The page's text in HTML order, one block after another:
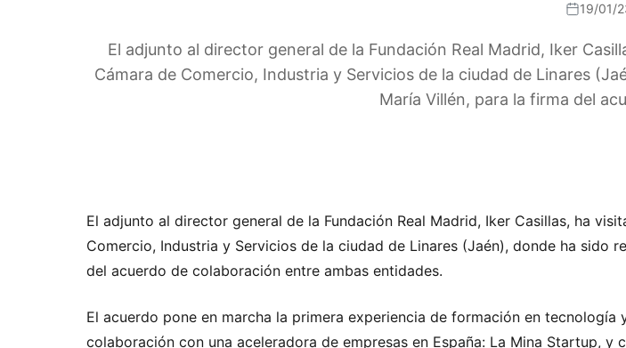
19/01/
El adjunto al director general de la Fundación Real Madrid, Iker
Cámara de Comercio, Industria y Servicios de la ciudad de Linares
María Villén, para la firma del
El adjunto al director general de la Fundación Real Madrid, Iker Casillas, ha
Comercio, Industria y Servicios de la ciudad de Linares (Jaén), donde ha
del acuerdo de colaboración entre ambas entidades.
El acuerdo pone en marcha la primera experiencia de formación en
colaboración con una aceleradora de empresas en España: La Mina Startup,